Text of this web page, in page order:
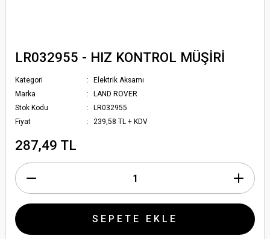
LR032955 - HIZ KONTROL MÜŞİRİ
Kategori
Elektrik Aksamı
Marka
LAND ROVER
Stok Kodu
LR032955
Fiyat
239,58 TL + KDV
287,49 TL
SEPETE EKLE